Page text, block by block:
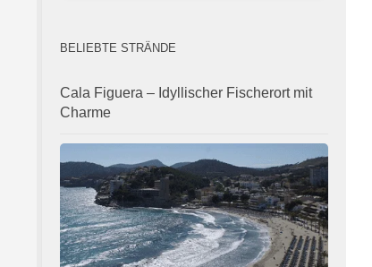
BELIEBTE STRÄNDE
Cala Figuera – Idyllischer Fischerort mit
Charme